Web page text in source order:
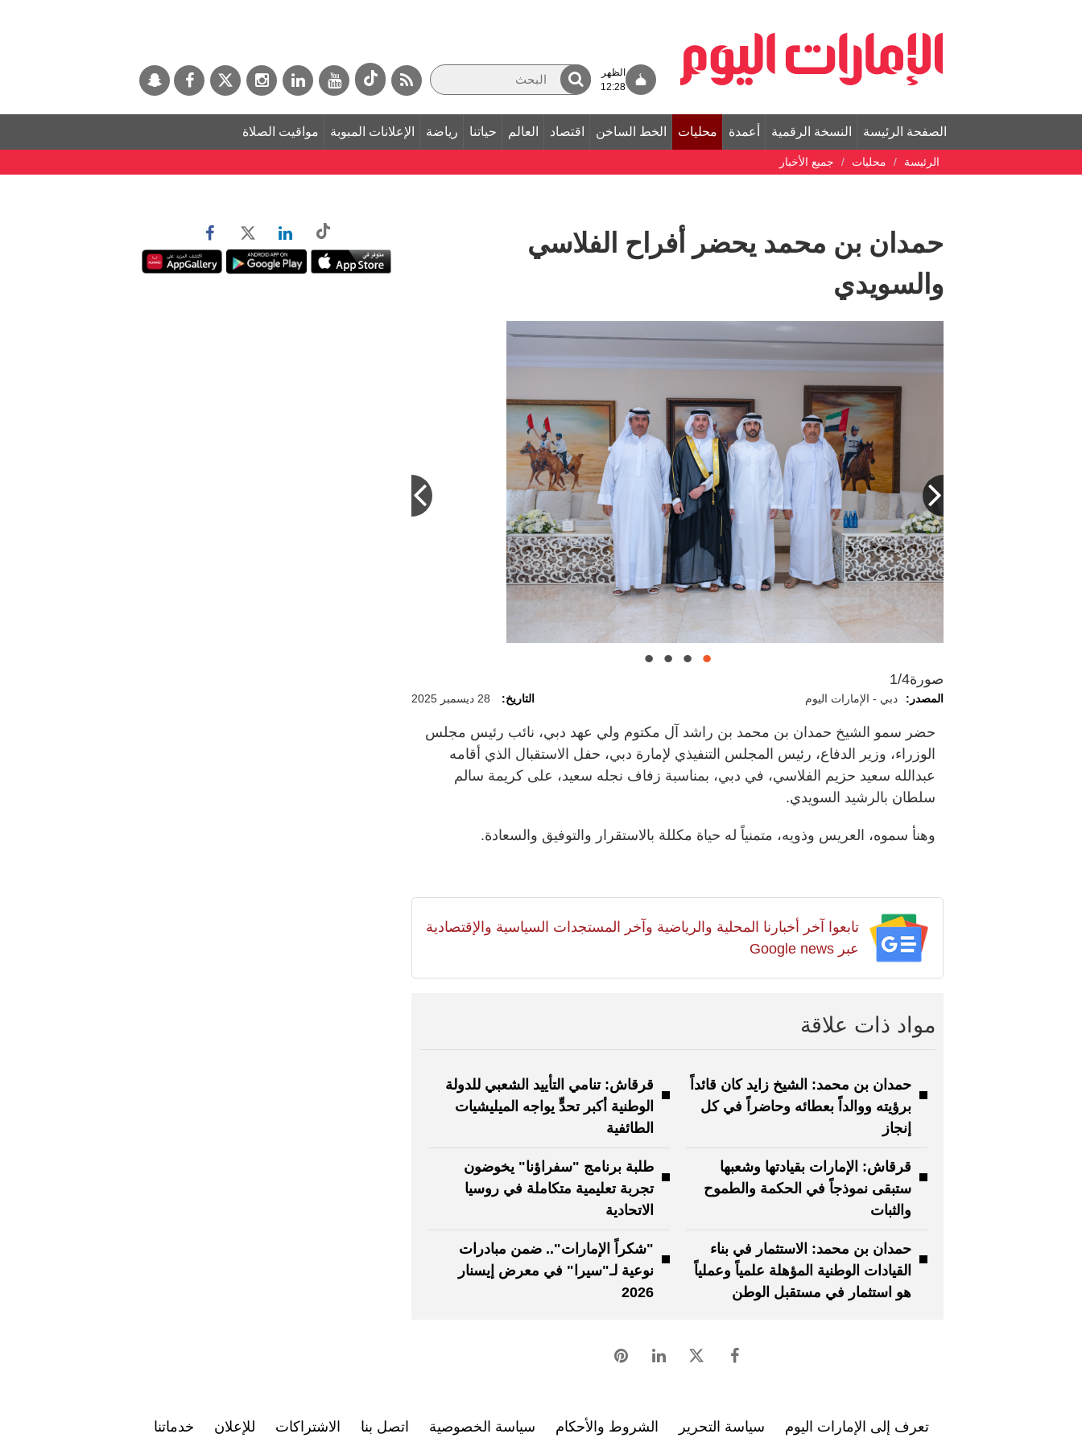
الظهر
12:28
الصفحة الرئيسة النسخة الرقمية أعمدة محليات الخط الساخن اقتصاد العالم حياتنا رياضة الإعلانات المبوبة مواقيت الصلاة
الرئيسة محليات جميع الأخبار
حمدان بن محمد يحضر أفراح الفلاسي
والسويدي
صورة1/4
المصدر: دبي - الإمارات اليوم التاريخ: 28 ديسمبر 2025
حضر سمو الشيخ حمدان بن محمد بن راشد آل مكتوم ولي عهد دبي، نائب رئيس مجلس
الوزراء، وزير الدفاع، رئيس المجلس التنفيذي لإمارة دبي، حفل الاستقبال الذي أقامه
عبدالله سعيد حزيم الفلاسي، في دبي، بمناسبة زفاف نجله سعيد، على كريمة سالم
سلطان بالرشيد السويدي.
وهنأ سموه، العريس وذويه، متمنياً له حياة مكللة بالاستقرار والتوفيق والسعادة.
تابعوا آخر أخبارنا المحلية والرياضية وآخر المستجدات السياسية والإقتصادية
عبر Google news
مواد ذات علاقة
حمدان بن محمد: الشيخ زايد كان قائداً
برؤيته ووالداً بعطائه وحاضراً في كل
إنجاز
قرقاش: تنامي التأييد الشعبي للدولة
الوطنية أكبر تحدٍّ يواجه الميليشيات
الطائفية
قرقاش: الإمارات بقيادتها وشعبها
ستبقى نموذجاً في الحكمة والطموح
والثبات
طلبة برنامج "سفراؤنا" يخوضون
تجربة تعليمية متكاملة في روسيا
الاتحادية
حمدان بن محمد: الاستثمار في بناء
القيادات الوطنية المؤهلة علمياً وعملياً
هو استثمار في مستقبل الوطن
"شكراً الإمارات".. ضمن مبادرات
نوعية لـ"سيرا" في معرض إيسنار
2026
تعرف إلى الإمارات اليوم سياسة التحرير الشروط والأحكام سياسة الخصوصية اتصل بنا الاشتراكات للإعلان خدماتنا